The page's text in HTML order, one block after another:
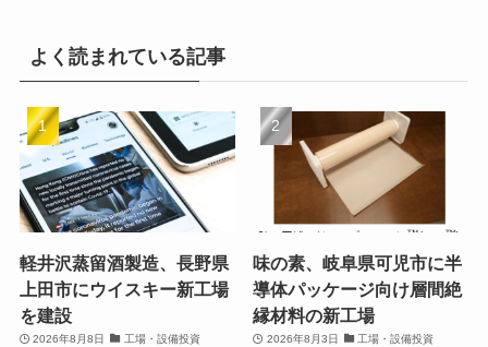
よく読まれている記事
軽井沢蒸留酒製造、長野県
上田市にウイスキー新工場
を建設
2026年8月8日 工場・設備投資
味の素、岐阜県可児市に半
導体パッケージ向け層間絶
縁材料の新工場
2026年8月3日 工場・設備投資